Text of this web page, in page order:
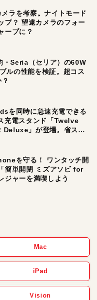
ラを考察。ナイトモード
プ？ 望遠カメラのフォー
ープに？
・Seria（セリア）の60W
ルの性能を検証。超コス
を同時に急速充電できる
充電スタンド「Twelve
」が登場。省スペ
充電したい人にオスス
を守る！ ワンタッチ開
簡単開閉 ミズアソビ for
ジャーを満喫しよう
Mac
iPad
Vision